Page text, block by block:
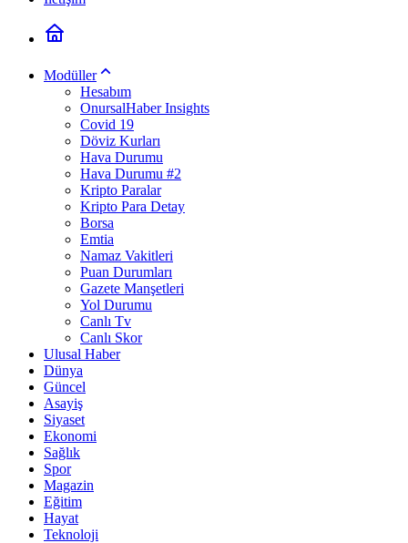
Modüller
Hesabım
OnursalHaber Insights
Covid 19
Döviz Kurları
Hava Durumu
Hava Durumu #2
Kripto Paralar
Kripto Para Detay
Borsa
Emtia
Namaz Vakitleri
Puan Durumları
Gazete Manşetleri
Yol Durumu
Canlı Tv
Canlı Skor
Ulusal Haber
Dünya
Güncel
Asayiş
Siyaset
Ekonomi
Sağlık
Spor
Magazin
Eğitim
Hayat
Teknoloji